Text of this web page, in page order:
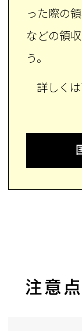
った際の
などの領
う。
詳しく
注意